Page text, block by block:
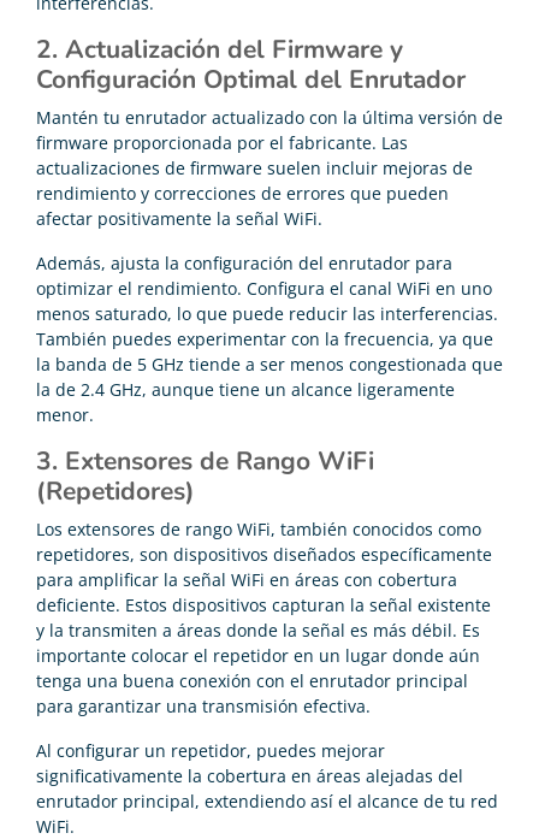
2. Actualización del Firmware y
Configuración Optimal del Enrutador
Mantén tu enrutador actualizado con la última versión de
firmware proporcionada por el fabricante. Las
actualizaciones de firmware suelen incluir mejoras de
rendimiento y correcciones de errores que pueden
afectar positivamente la señal WiFi.
Además, ajusta la configuración del enrutador para
optimizar el rendimiento. Configura el canal WiFi en uno
menos saturado, lo que puede reducir las interferencias.
También puedes experimentar con la frecuencia, ya que
la banda de 5 GHz tiende a ser menos congestionada que
la de 2.4 GHz, aunque tiene un alcance ligeramente
menor.
3. Extensores de Rango WiFi
(Repetidores)
Los extensores de rango WiFi, también conocidos como
repetidores, son dispositivos diseñados específicamente
para amplificar la señal WiFi en áreas con cobertura
deficiente. Estos dispositivos capturan la señal existente
y la transmiten a áreas donde la señal es más débil. Es
importante colocar el repetidor en un lugar donde aún
tenga una buena conexión con el enrutador principal
para garantizar una transmisión efectiva.
Al configurar un repetidor, puedes mejorar
significativamente la cobertura en áreas alejadas del
enrutador principal, extendiendo así el alcance de tu red
WiFi.